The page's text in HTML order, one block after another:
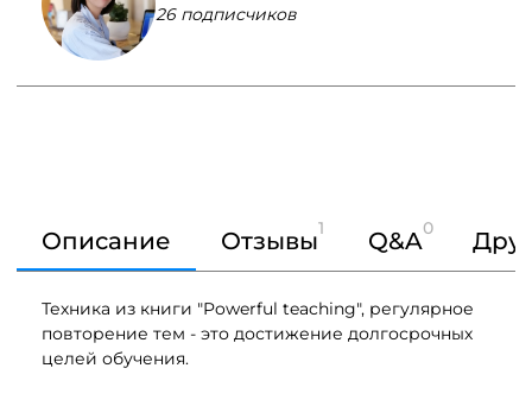
26 подписчиков
Описание Отзывы1 Q&A0
Техника из книги "Powerful teaching", регулярное
повторение тем - это достижение долгосрочных
целей обучения.